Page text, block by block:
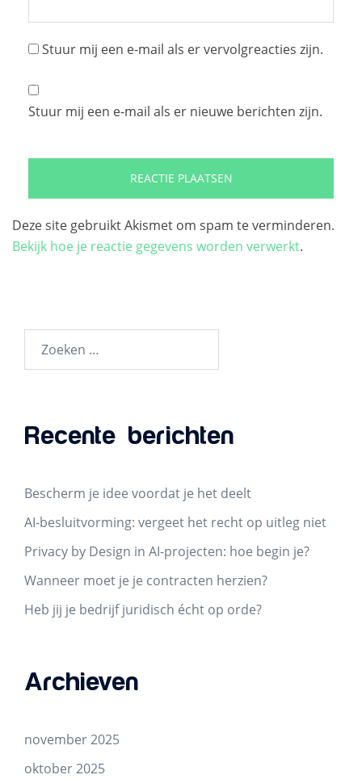
Stuur mij een e-mail als er vervolgreacties zijn.
Stuur mij een e-mail als er nieuwe berichten zijn.
Deze site gebruikt Akismet om spam te verminderen.
Bekijk hoe je reactie gegevens worden verwerkt.
naar:
Recente berichten
Bescherm je idee voordat je het deelt
AI-besluitvorming: vergeet het recht op uitleg niet
Privacy by Design in AI-projecten: hoe begin je?
Wanneer moet je je contracten herzien?
Heb jij je bedrijf juridisch écht op orde?
Archieven
november 2025
oktober 2025